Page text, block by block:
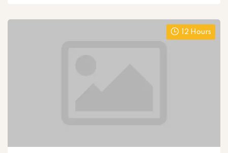
12 Hours